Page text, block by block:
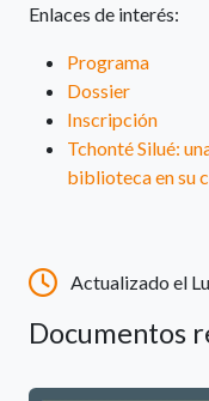
Enlaces de interés:
Programa
Dossier
Inscripción
Tchonté Silué:
biblioteca en su
Actualizado el
Documentos